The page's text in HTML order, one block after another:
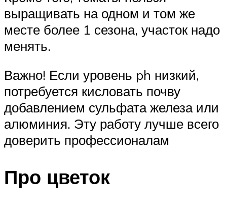
выращивать на одном и том же
месте более 1 сезона, участок надо
менять.
Важно! Если уровень ph низкий,
потребуется кисловать почву
добавлением сульфата железа или
алюминия. Эту работу лучше всего
доверить профессионалам
Про цветок